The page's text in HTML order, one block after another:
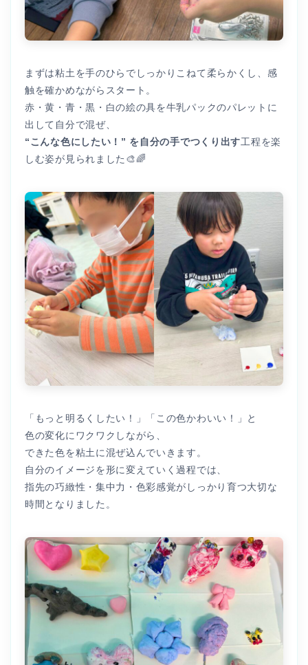
まずは粘土を手のひらでしっかりこねて柔らかくし、感
触を確かめながらスタート。
赤・黄・青・黒・白の絵の具を牛乳パックのパレットに
出して自分で混ぜ、
“こんな色にしたい！” を自分の手でつくり出す工程を楽
しむ姿が見られました🎨🌈
「もっと明るくしたい！」「この色かわいい！」と
色の変化にワクワクしながら、
できた色を粘土に混ぜ込んでいきます。
自分のイメージを形に変えていく過程では、
指先の巧緻性・集中力・色彩感覚がしっかり育つ大切な
時間となりました。